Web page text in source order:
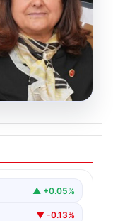
▲ +0.05%
▼ -0.13%